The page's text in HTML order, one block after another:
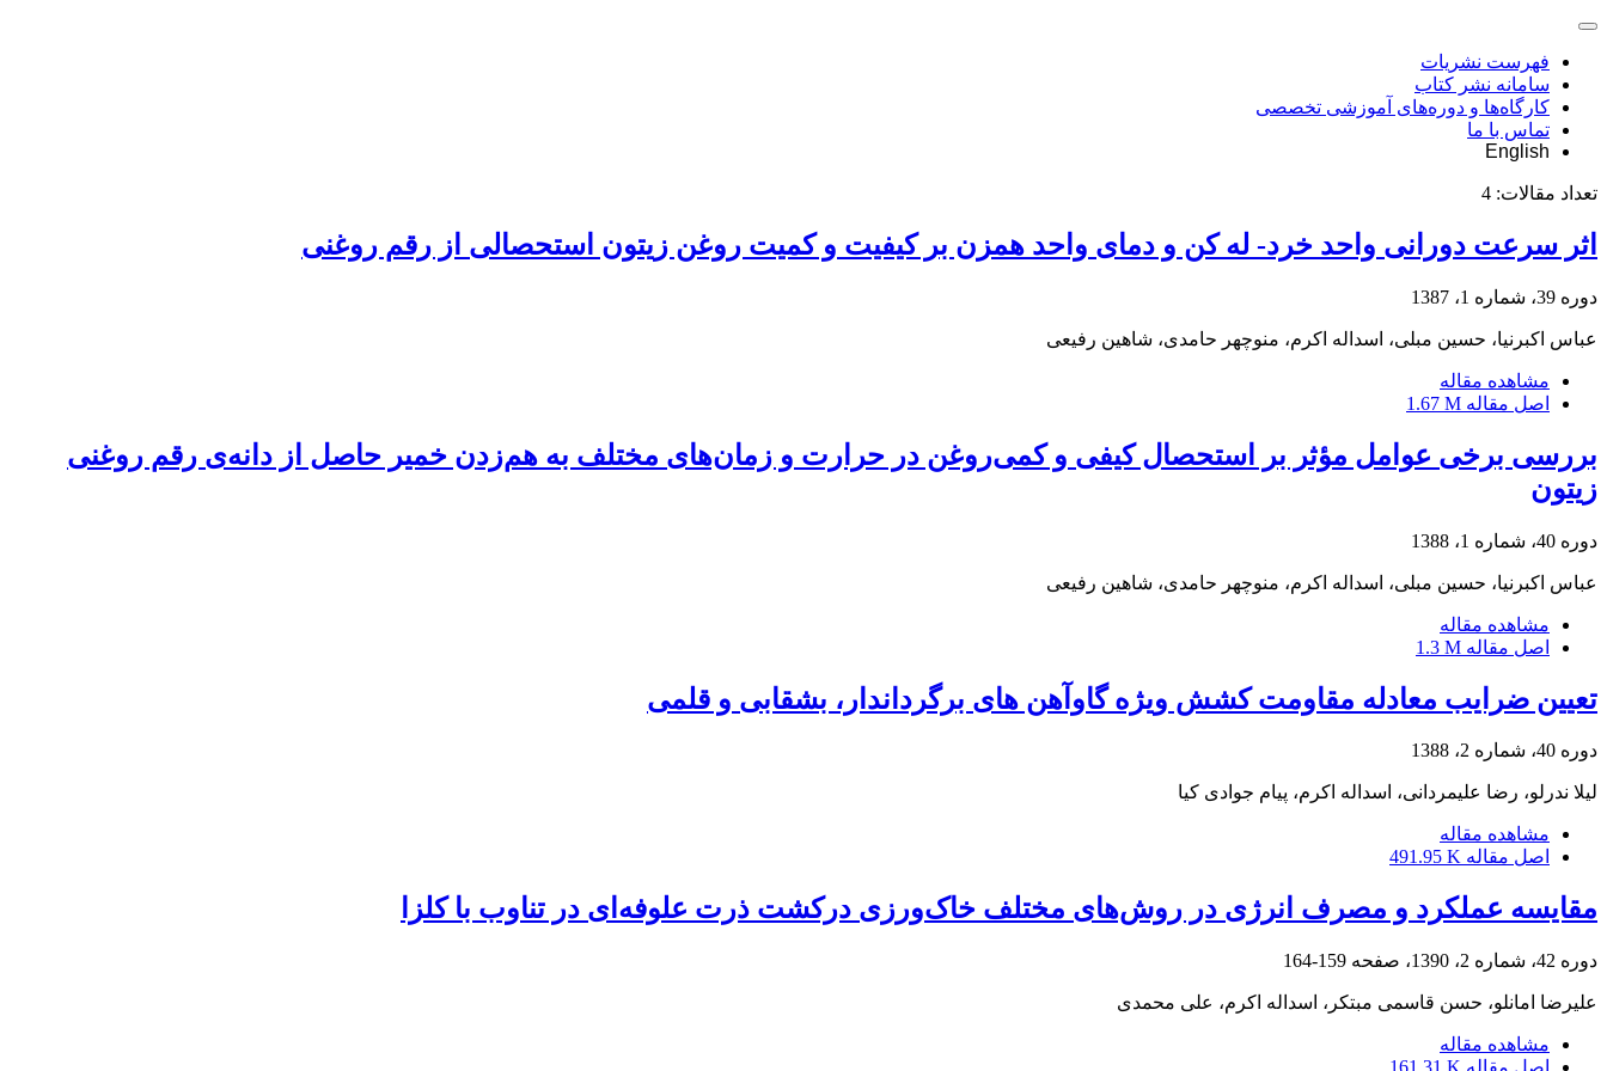
فهرست نشریات
سامانه نشر کتاب
کارگاه‌ها و دوره‌های آموزشی تخصصی
تماس با ما
English
تعداد مقالات: 4
اثر سرعت دورانی واحد خرد- له کن و دمای واحد همزن بر کیفیت و کمیت روغن زیتون استحصالی از رقم روغنی
دوره 39، شماره 1، 1387
عباس اکبرنیا، حسین مبلی، اسداله اکرم، منوچهر حامدی، شاهین رفیعی
مشاهده مقاله
اصل مقاله 1.67 M
بررسی برخی عوامل مؤثر بر استحصال کیفی و کمی‌روغن در حرارت و زمان‌های مختلف به هم‌زدن خمیر حاصل از دانه‌ی رقم روغنی
زیتون
دوره 40، شماره 1، 1388
عباس اکبرنیا، حسین مبلی، اسداله اکرم، منوچهر حامدی، شاهین رفیعی
مشاهده مقاله
اصل مقاله 1.3 M
تعیین ضرایب معادله مقاومت کشش ویژه گاوآهن های برگرداندار، بشقابی و قلمی
دوره 40، شماره 2، 1388
لیلا ندرلو، رضا علیمردانی، اسداله اکرم، پیام جوادی کیا
مشاهده مقاله
اصل مقاله 491.95 K
مقایسه عملکرد و مصرف انرژی در روش‌های مختلف خاک‌ورزی درکشت ذرت علوفه‌ای در تناوب با کلزا
دوره 42، شماره 2، 1390، صفحه 159-164
علیرضا امانلو، حسن قاسمی مبتکر، اسداله اکرم، علی محمدی
مشاهده مقاله